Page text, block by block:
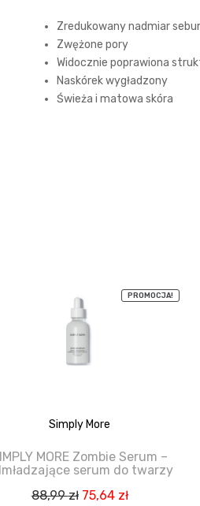
Zredukowany nadmiar
Zwężone pory
Widocznie poprawiona
Naskórek wygładzony
Świeża i matowa skóra
PROMOCJA!
Simply More
MORE Zombie Serum –
serum do twarzy
88,99zł Pierwotna
75,64 złAktualna